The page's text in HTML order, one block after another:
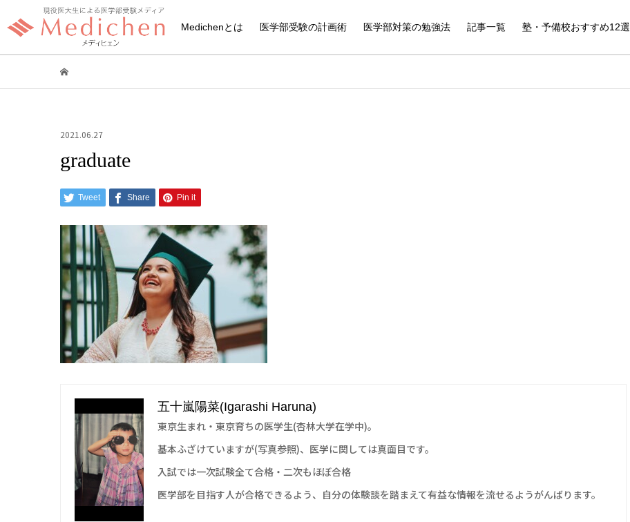
Medichenとは 医学部受験の計画術 医学部対策の勉強法 記事一覧 塾・予備校おすすめ12選
2021.06.27
graduate
Tweet Share Pin it
五十嵐陽菜(Igarashi Haruna)
東京生まれ・東京育ちの医学生(杏林大学在学中)。
基本ふざけていますが(写真参照)、医学に関しては真面目です。
入試では一次試験全て合格・二次もほぼ合格
医学部を目指す人が合格できるよう、自分の体験談を踏まえて有益な情報を流せるようがんばります。